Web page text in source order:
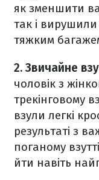
як зменшити
так і вирушили
тяжким
2. Звичайне
чоловік з
трекінговому
взули легкі
результаті з
поганому
йти навіть